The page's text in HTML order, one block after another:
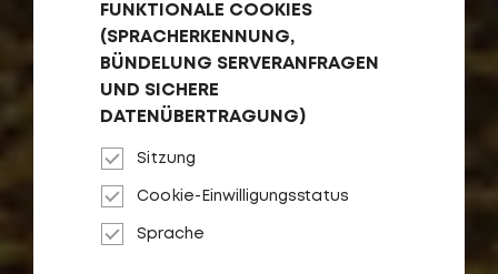
DAS NEUE COUNTRY T
FUNKTIONALE COOKIES
(SPRACHERKENNUNG,
BÜNDELUNG SERVERANFRAGEN
UND SICHERE
DATENÜBERTRAGUNG)
Sitzung
Cookie-Einwilligungsstatus
Sprache